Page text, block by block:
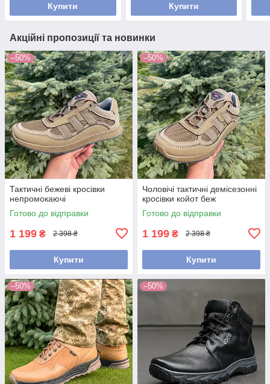
Купити Купити
Акційні пропозиції та новинки
–50%
Тактичні бежеві кросівки
непромокаючі
Готово до відправки
1 199 ₴ 2 398 ₴
Купити
–50%
Чоловічі тактичні демісезонні
кросівки койот беж
Готово до відправки
1 199 ₴ 2 398 ₴
Купити
–50% –50%